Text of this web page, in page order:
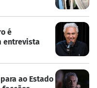
é
entrevista
ao Estado